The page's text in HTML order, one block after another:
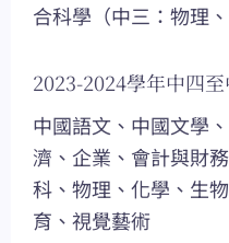
合科學（中三：物理、
2023-2024學年中四
中國語文、中國文學
濟、企業、會計與財
科、物理、化學、生
育、視覺藝術